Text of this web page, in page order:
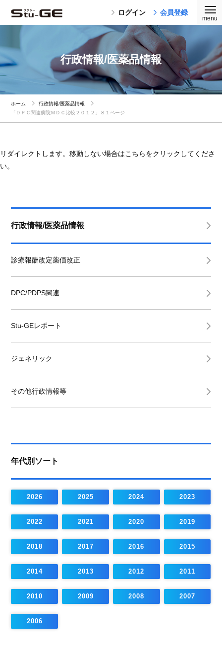
ログイン 会員登録
行政情報/医薬品情報
ホーム
行政情報/医薬品情報
「ＤＰＣ関連病院ＭＤＣ比較２０１２」８１ページ
リダイレクトします。移動しない場合はこちらをクリックしてくださ
い。
行政情報/医薬品情報
診療報酬改定薬価改正
DPC/PDPS関連
Stu-GEレポート
ジェネリック
その他行政情報等
年代別ソート
2026 2025 2024 2023
2022 2021 2020 2019
2018 2017 2016 2015
2014 2013 2012 2011
2010 2009 2008 2007
2006